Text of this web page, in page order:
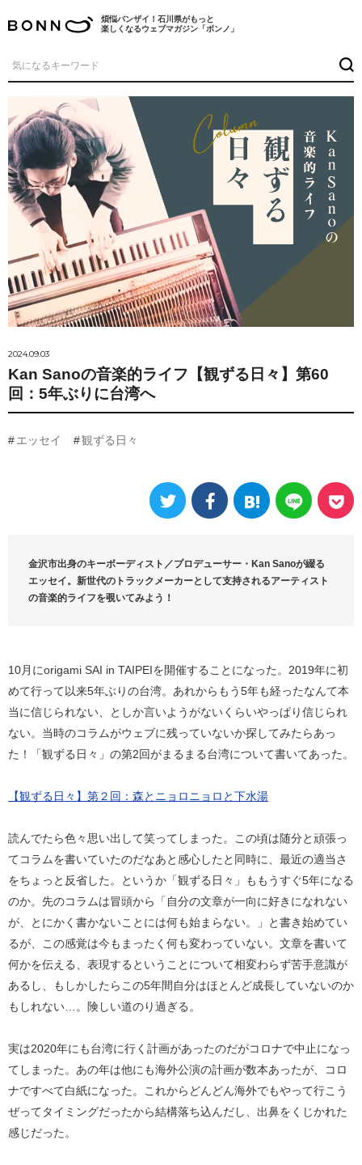
煩悩バンザイ！石川県がもっと
楽しくなるウェブマガジン「ボンノ」
2024.09.03
Kan Sanoの音楽的ライフ【観ずる日々】第60
回：5年ぶりに台湾へ
エッセイ 観ずる日々
金沢市出身のキーボーディスト／プロデューサー・Kan Sanoが綴る
エッセイ。新世代のトラックメーカーとして支持されるアーティスト
の音楽的ライフを覗いてみよう！
10月にorigami SAI in TAIPEIを開催することになった。2019年に初
めて行って以来5年ぶりの台湾。あれからもう5年も経ったなんて本
当に信じられない、としか言いようがないくらいやっぱり信じられ
ない。当時のコラムがウェブに残っていないか探してみたらあっ
た！「観ずる日々」の第2回がまるまる台湾について書いてあった。
【観ずる日々】第２回：森とニョロニョロと下水湯
読んでたら色々思い出して笑ってしまった。この頃は随分と頑張っ
てコラムを書いていたのだなあと感心したと同時に、最近の適当さ
をちょっと反省した。というか「観ずる日々」ももうすぐ5年になる
のか。先のコラムは冒頭から「自分の文章が一向に好きになれない
が、とにかく書かないことには何も始まらない。」と書き始めてい
るが、この感覚は今もまったく何も変わっていない。文章を書いて
何かを伝える、表現するということについて相変わらず苦手意識が
あるし、もしかしたらこの5年間自分はほとんど成長していないのか
もしれない…。険しい道のり過ぎる。
実は2020年にも台湾に行く計画があったのだがコロナで中止になっ
てしまった。あの年は他にも海外公演の計画が数本あったが、コロ
ナですべて白紙になった。これからどんどん海外でもやって行こう
ぜってタイミングだったから結構落ち込んだし、出鼻をくじかれた
感じだった。